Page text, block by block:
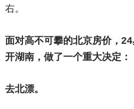
右。
面对高不可攀的北京房价，
开湖南，做了一个重大决定：
去北漂。